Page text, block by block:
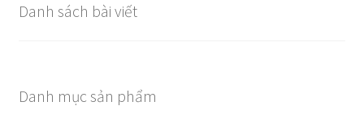
Danh sách bài viết
Danh mục sản phẩm